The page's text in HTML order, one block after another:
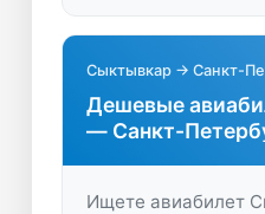
Сыктывкар → Санкт-
Дешевые
— Санкт-
Ищете авиабилет